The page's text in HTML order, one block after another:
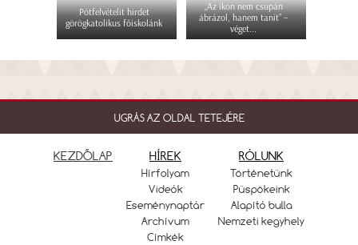
Pótfelvételit hirdet
görögkatolikus főiskolánk
„Az ikon nem csupán
ábrázol, hanem tanít” –
véget...
UGRÁS AZ OLDAL TETEJÉRE
KEZDŐLAP HÍREK
Hírfolyam
Videók
Eseménynaptár
Archívum
Címkék
RÓLUNK
Történetünk
Püspökeink
Alapító bulla
Nemzeti kegyhely